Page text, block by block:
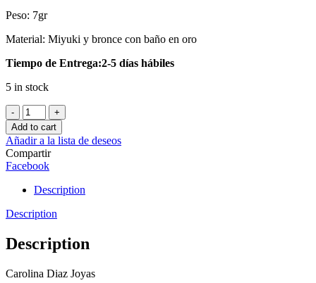
Peso: 7gr
Material: Miyuki y bronce con baño en oro
Tiempo de Entrega:2-5 días hábiles
5 in stock
Aretes
Cloe
quantity
Add to cart
Añadir a la lista de deseos
Compartir
Facebook
Description
Description
Description
Carolina Diaz Joyas